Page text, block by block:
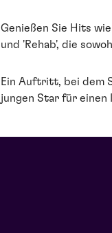
Genießen Sie Hits wie
und 'Rehab', die
Ein Auftritt, bei dem
jungen Star für einen